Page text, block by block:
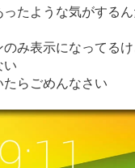
たような気がする
み表示になってる
い
らごめんなさい